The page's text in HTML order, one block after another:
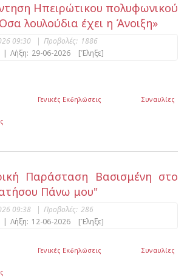
Ηπειρώτικου πολυφωνικού
λουλούδια έχει η Άνοιξη»
09:30 Προβολές: 1886
Λήξη: 29-06-2026 [Έληξε]
Γενικές Εκδηλώσεις Συναυλίες
Παράσταση Βασισμένη στο
Πάνω μου"
09:38 | Προβολές: 286
| Λήξη: 12-06-2026 [Έληξε]
Γενικές Εκδηλώσεις Συναυλίες